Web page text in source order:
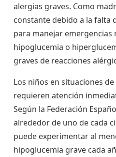
alergias graves. Como
constante debido a la falta
para manejar emergencias
hipoglucemia o
graves de reacciones
Los niños en situaciones
requieren atención
Según la Federación
alrededor de uno de cada
puede experimentar al
hipoglucemia grave cada